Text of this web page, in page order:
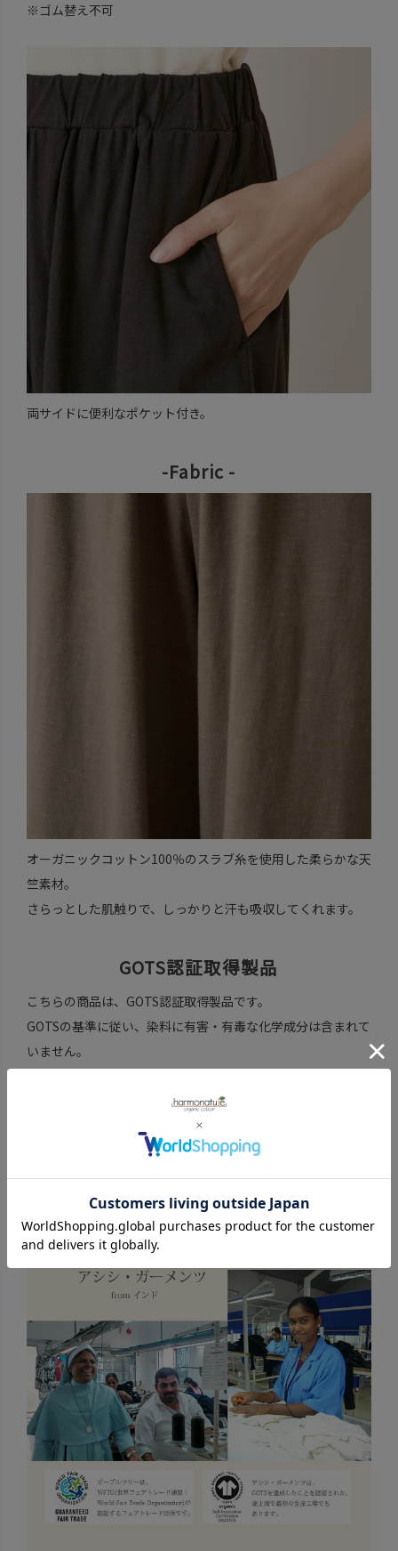
※ゴム替え不可
両サイドに便利なポケット付き。
-Fabric -
オーガニックコットン100％のスラブ糸を使用した柔らかな天
竺素材。
さらっとした肌触りで、しっかりと汗も吸収してくれます。
GOTS認証取得製品
こちらの商品は、GOTS認証取得製品です。
GOTSの基準に従い、染料に有害・有毒な化学成分は含まれて
いません。
フェアトレードパートナー
この製品を作ったのは...